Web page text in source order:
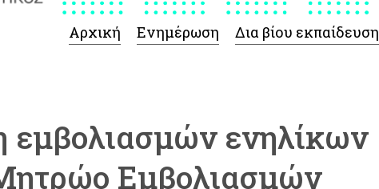
Αρχική Ενημέρωση Δια βίου εκπαίδευση
ενηλίκων
Εμβολιασμών